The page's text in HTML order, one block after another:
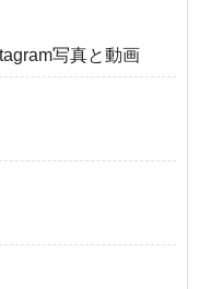
写真と動画